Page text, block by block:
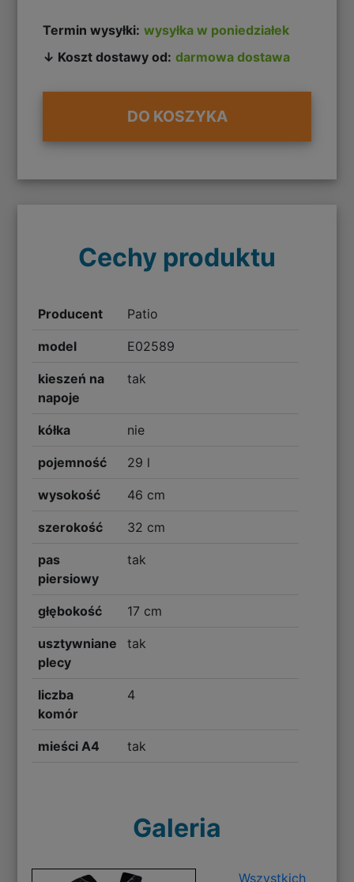
Termin wysyłki: wysyłka w poniedziałek
↓ Koszt dostawy od: darmowa dostawa
DO KOSZYKA
Cechy produktu
Producent Patio
model E02589
kieszeń na
napoje
tak
kółka nie
pojemność 29 l
wysokość 46 cm
szerokość 32 cm
pas
piersiowy
tak
głębokość 17 cm
usztywniane
plecy
tak
liczba
komór
4
mieści A4 tak
Galeria
Wszystkich